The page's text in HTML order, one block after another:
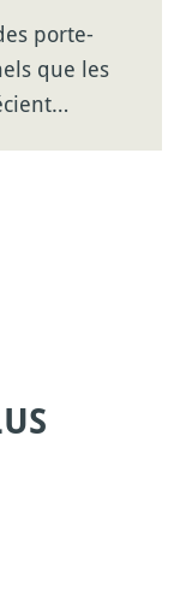
porte-
que les